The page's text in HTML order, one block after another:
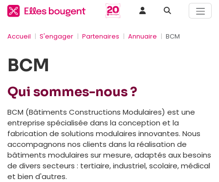
Accueil S'engager Partenaires Annuaire BCM
BCM
Qui sommes-nous ?
BCM (Bâtiments Constructions Modulaires) est une
entreprise spécialisée dans la conception et la
fabrication de solutions modulaires innovantes. Nous
accompagnons nos clients dans la réalisation de
bâtiments modulaires sur mesure, adaptés aux besoins
de divers secteurs : tertiaire, industriel, scolaire, médical
et bien d'autres.